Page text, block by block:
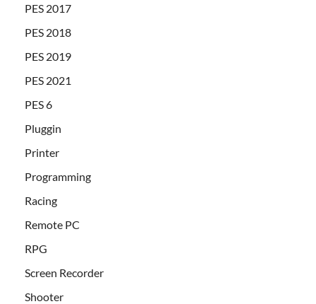
PES 2017
PES 2018
PES 2019
PES 2021
PES 6
Pluggin
Printer
Programming
Racing
Remote PC
RPG
Screen Recorder
Shooter